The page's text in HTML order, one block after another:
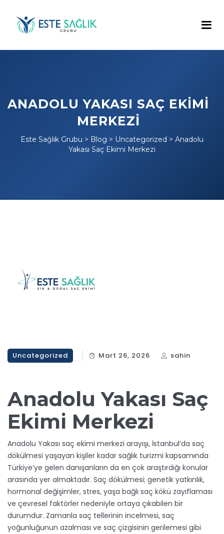
ANADOLU YAKASI SAÇ EKIMI
MERKEZI
Este Sağlık Grubu > Blog > Uncategorized > Anadolu
Yakası Saç Ekimi Merkezi
Uncategorized Mart 26, 2026 sahin
Anadolu Yakası Saç
Ekimi Merkezi
Anadolu Yakası saç ekimi merkezi arayışı, İstanbul’da saç
dökülmesi yaşayan kişiler kadar sağlık turizmi kapsamında
Türkiye’ye gelen danışanların da en çok araştırdığı konular
arasında yer almaktadır. Saç dökülmesi; genetik yatkınlık,
hormonal değişimler, stres, yaşa bağlı saç kökü zayıflaması
ve çevresel faktörler nedeniyle ortaya çıkabilen bir
durumdur. Zamanla saç tellerinin incelmesi, saç
yoğunluğunun azalması ve saç çizgisinin gerilemesi gibi